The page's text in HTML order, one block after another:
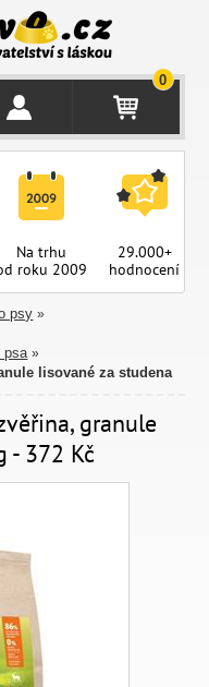
0
Na trhu
roku 2009
29.000+
hodnocení
psy »
psa »
lisované za studena
granule
- 372 Kč